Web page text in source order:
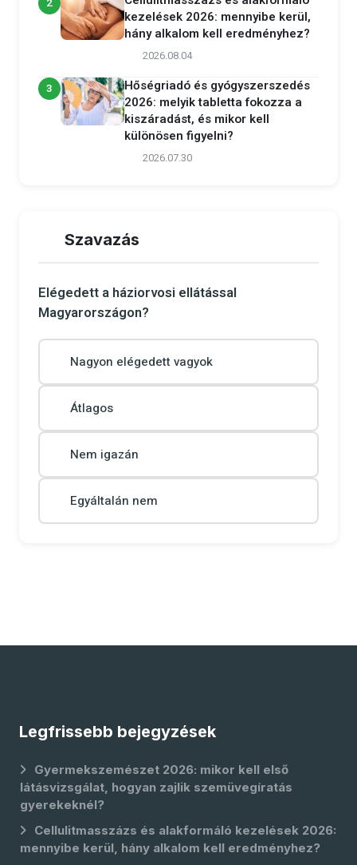
2
kezelések 2026: mennyibe kerül,
hány alkalom kell eredményhez?
2026.08.04
3
Hőségriadó és gyógyszerszedés
2026: melyik tabletta fokozza a
kiszáradást, és mikor kell
különösen figyelni?
2026.07.30
Szavazás
Elégedett a háziorvosi ellátással
Magyarországon?
Nagyon elégedett vagyok
Átlagos
Nem igazán
Egyáltalán nem
Legfrissebb bejegyzések
Gyermekszemészet 2026: mikor kell első
látásvizsgálat, hogyan zajlik szemüvegíratás
gyerekeknél?
Cellulitmasszázs és alakformáló kezelések 2026:
mennyibe kerül, hány alkalom kell eredményhez?